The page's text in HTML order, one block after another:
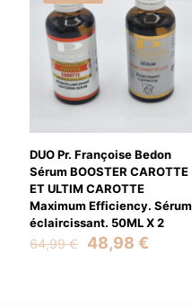
DUO Pr. Françoise Bedon
Sérum BOOSTER CAROTTE
ET ULTIM CAROTTE
Maximum Efficiency. Sérum
éclaircissant. 50ML X 2
64,99€
Original
48,98 €